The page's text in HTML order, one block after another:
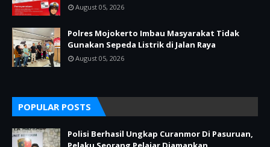
August 05, 2026
Polres Mojokerto Imbau Masyarakat Tidak
Gunakan Sepeda Listrik di Jalan Raya
August 05, 2026
POPULAR POSTS
Polisi Berhasil Ungkap Curanmor Di Pasuruan,